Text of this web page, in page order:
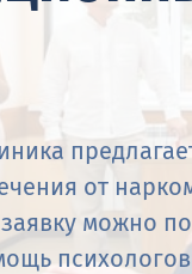
от
можно